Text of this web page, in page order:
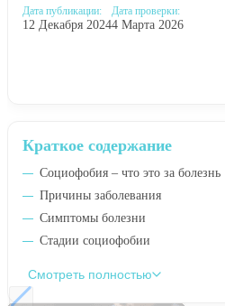
Краткое содержание
Социофобия – что это за болезнь
Причины заболевания
Симптомы болезни
Стадии социофобии
Смотреть полностью
Дата публикации:
12 Декабря 2024
Дата проверки:
4 Марта 2026